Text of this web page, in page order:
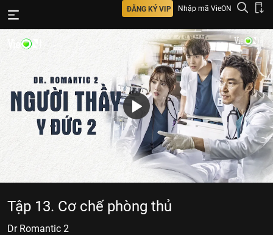
ĐĂNG KÝ VIP Nhập mã VieON
Tập 13. Cơ chế phòng thủ
Dr Romantic 2